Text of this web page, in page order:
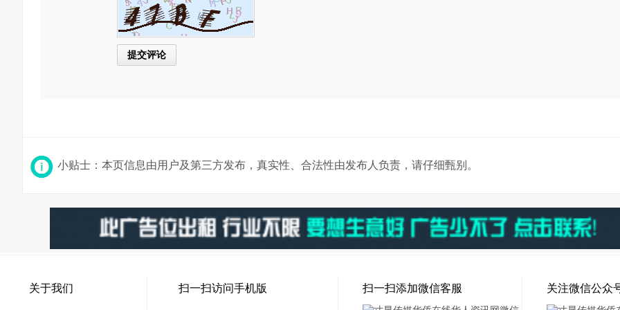
小贴士：本页信息由用户及第三方发布，真实性、合法性由发布人负责，请仔细甄别。
关于我们 扫一扫访问手机版 扫一扫添加微信客服 关注微信公众